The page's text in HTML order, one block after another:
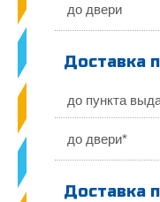
до двери
Доставка
до пункта
до двери*
Доставка